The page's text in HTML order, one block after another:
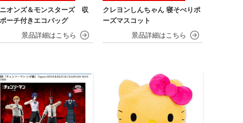
オンズ＆モンスターズ 収
ーチ付きエコバッグ
クレヨンしんちゃん 寝そべりポ
ーズマスコット